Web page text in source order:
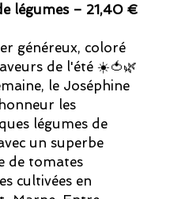
légumes – 21,40 €
généreux, coloré
de l'été ☀️🍅🌿
le Joséphine
les
légumes de
un superbe
de tomates
cultivées en